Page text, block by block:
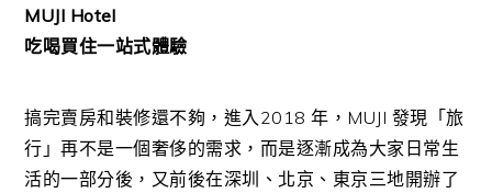
MUJI Hotel
吃喝買住一站式體驗
搞完賣房和裝修還不夠，進入2018 年，MUJI 發現「旅
行」再不是一個奢侈的需求，而是逐漸成為大家日常生
活的一部分後，又前後在深圳、北京、東京三地開辦了